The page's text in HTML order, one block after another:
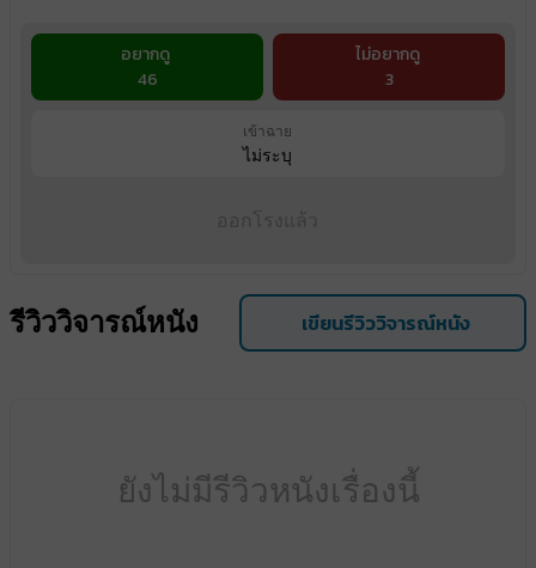
อยากดู
46
ไม่อยากดู
3
เข้าฉาย
ไม่ระบุ
รีวิววิจารณ์หนัง เขียนรีวิววิจารณ์หนัง
ยังไม่มีรีวิวหนังเรื่องนี้